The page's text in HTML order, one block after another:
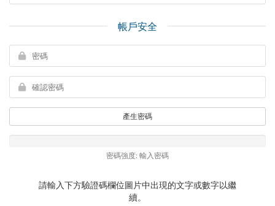
帳戶安全
產生密碼
密碼強度: 輸入密碼
請輸入下方驗證碼欄位圖片中出現的文字或數字以繼
續。